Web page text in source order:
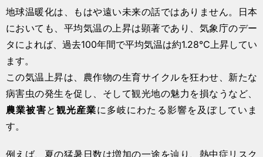
地球温暖化は、もはや遠い未来の話ではありません。日本
においても、平均気温の上昇は顕著であり、気象庁のデー
タによれば、過去100年間で平均気温は約1.28℃上昇してい
ます。
この気温上昇は、農作物の生育サイクルを狂わせ、新たな
病害虫の発生を促し、そして観光地の魅力を損なうなど、
農業被害と 観光産業に多岐にわたる影響を及ぼしていま
す。
例えば、夏の猛暑日数は増加の一途を辿り、熱中症リスク